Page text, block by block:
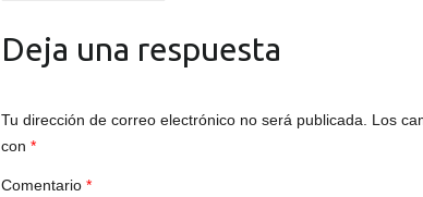
Deja una respuesta
Tu dirección de correo electrónico no será publicada. Los
con*
Comentario*